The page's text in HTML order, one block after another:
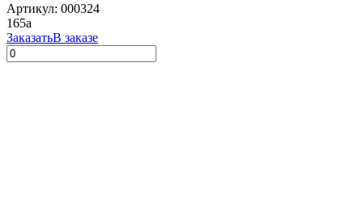
Артикул: 000324
165a
ЗаказатьВ заказе